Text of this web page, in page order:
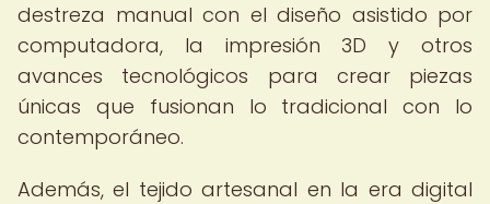
destreza manual con el diseño asistido por
computadora, la impresión 3D y otros
avances tecnológicos para crear piezas
únicas que fusionan lo tradicional con lo
contemporáneo.
Además, el tejido artesanal en la era digital